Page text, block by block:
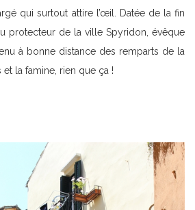
qui surtout attire l’œil. Datée de la fin
protecteur de la ville Spyridon, évêque
à bonne distance des remparts de la
la famine, rien que ça !